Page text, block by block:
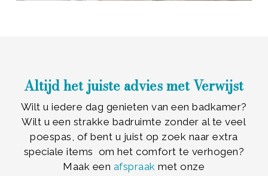
Altijd het juiste advies met Verwijst
Wilt u iedere dag genieten van een badkamer?
Wilt u een strakke badruimte zonder al te veel
poespas, of bent u juist op zoek naar extra
speciale items om het comfort te verhogen?
Maak een afspraak met onze